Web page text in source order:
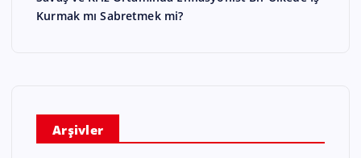
Kurmak mı Sabretmek mi?
Arşivler